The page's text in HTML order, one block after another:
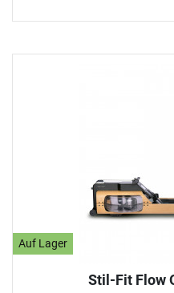
Auf Lager
Stil-Fit Flow